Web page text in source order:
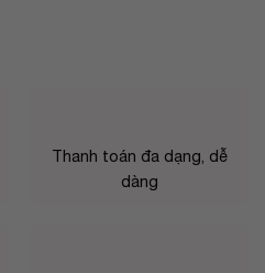
Thanh toán đa dạng, dễ
dàng